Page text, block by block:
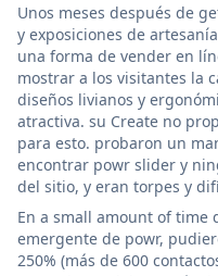
Unos meses después de
y exposiciones de
una forma de vender en
mostrar a los visitantes la
diseños livianos y
atractiva. su Create no
para esto. probaron un
encontrar powr slider y
del sitio, y eran torpes y
En a small amount of time
emergente de powr,
250% (más de 600